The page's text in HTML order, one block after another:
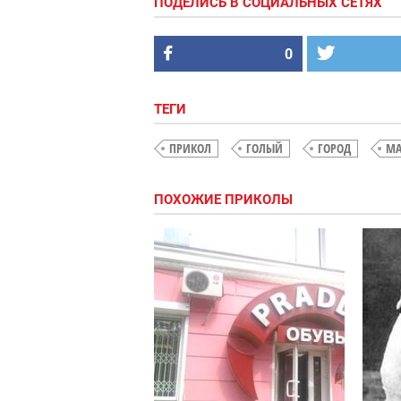
0
ТЕГИ
ПРИКОЛ ГОЛЫЙ ГОРОД
ПОХОЖИЕ ПРИКОЛЫ